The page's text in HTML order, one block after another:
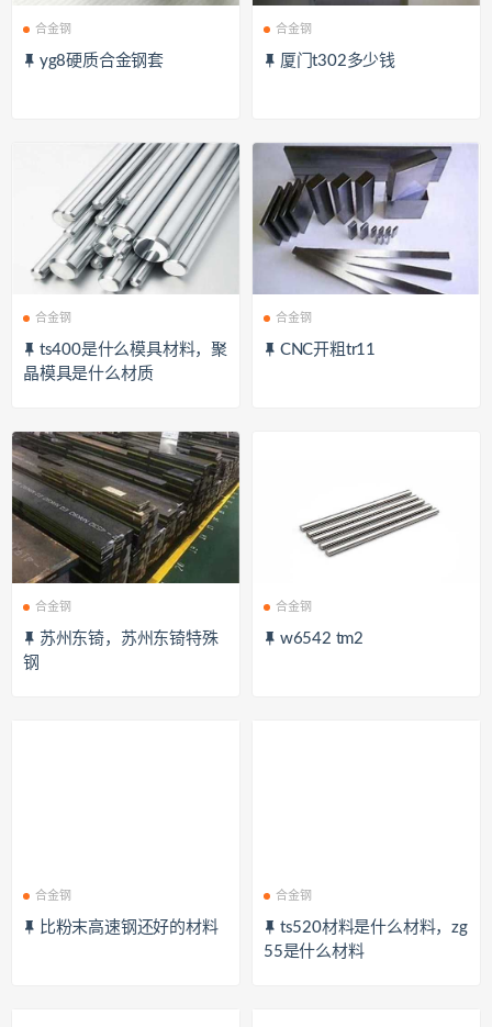
合金钢
yg8硬质合金钢套
合金钢
厦门t302多少钱
合金钢
ts400是什么模具材料，聚
晶模具是什么材质
合金钢
CNC开粗tr11
合金钢
苏州东锜，苏州东锜特殊
钢
合金钢
w6542 tm2
合金钢
比粉末高速钢还好的材料
合金钢
ts520材料是什么材料，zg
55是什么材料